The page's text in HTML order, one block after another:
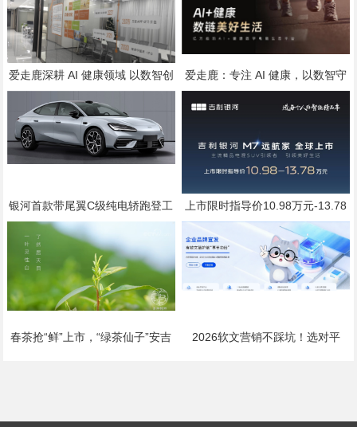
爱走鹿深耕 AI 健康领域 以数智创
新，赋能全民健康
爱走鹿：专注 AI 健康，以数智守
护全民日常健康生活
银河首款带尾翼C级纯电轿跑登工
信部公告，代号银河“TT”，配置标
准直指20万级
上市限时指导价10.98万元-13.78
万元
春茶抢“鲜”上市，“绿茶仙子”安吉
2026软文营销不踩坑！选对平